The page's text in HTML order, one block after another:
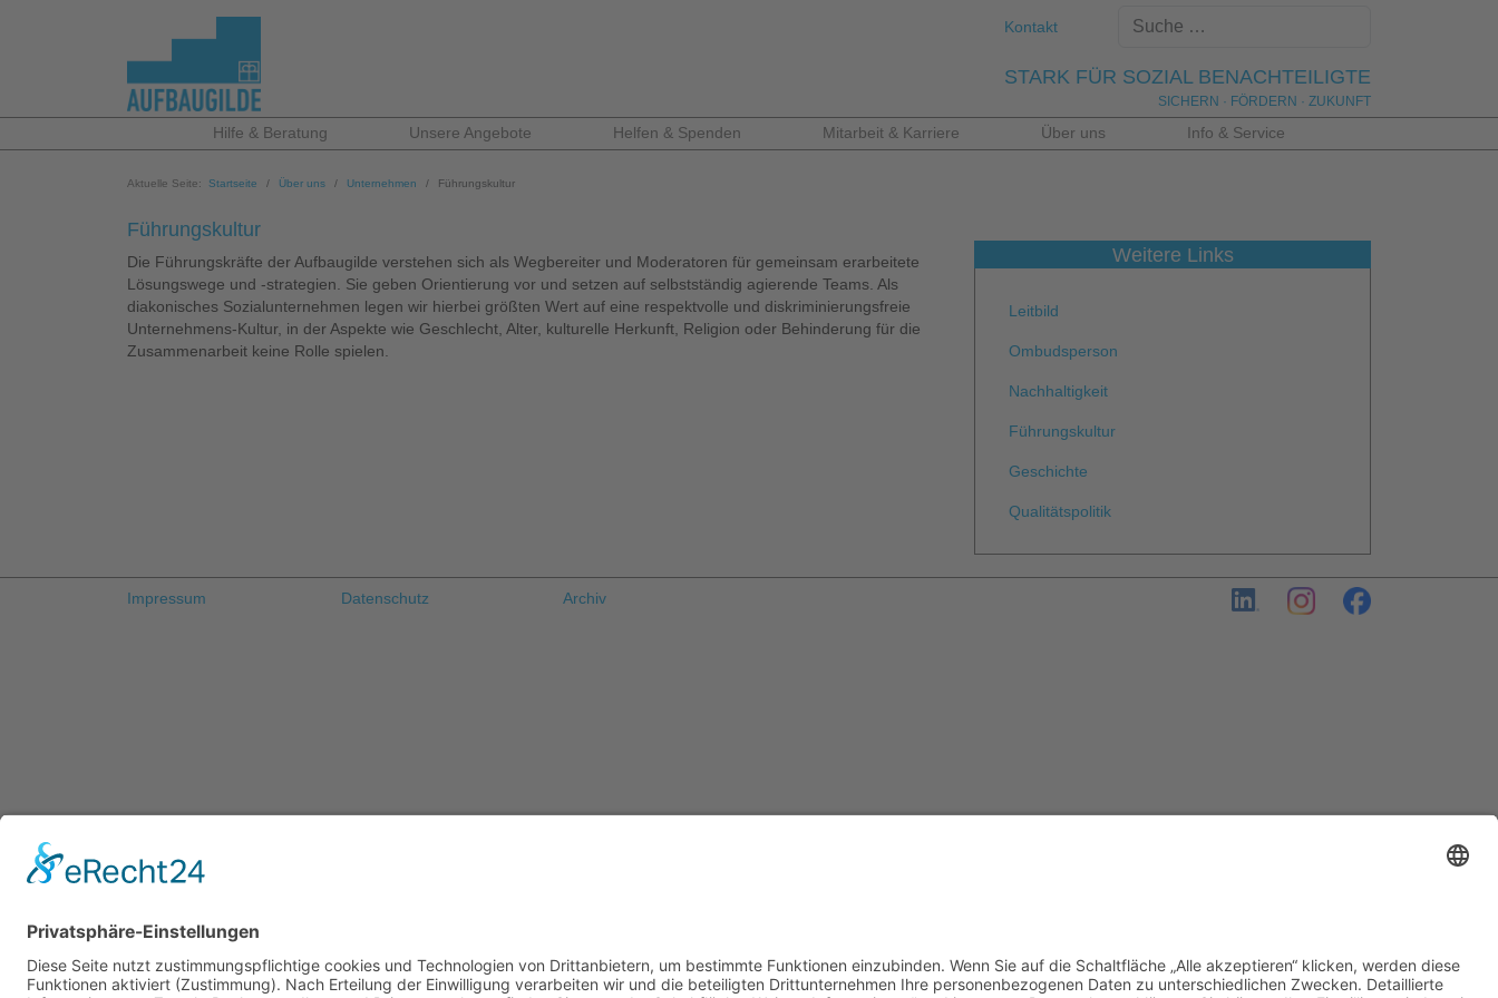
Kontakt
STARK FÜR SOZIAL BENACHTEILIGTE
SICHERN · FÖRDERN · ZUKUNFT
Hilfe & Beratung Unsere Angebote Helfen & Spenden Mitarbeit & Karriere Über uns Info & Service
Aktuelle Seite: Startseite Über uns Unternehmen Führungskultur
Führungskultur
Die Führungskräfte der Aufbaugilde verstehen sich als Wegbereiter und Moderatoren für gemeinsam erarbeitete
Lösungswege und -strategien. Sie geben Orientierung vor und setzen auf selbstständig agierende Teams. Als
diakonisches Sozialunternehmen legen wir hierbei größten Wert auf eine respektvolle und diskriminierungsfreie
Unternehmens-Kultur, in der Aspekte wie Geschlecht, Alter, kulturelle Herkunft, Religion oder Behinderung für die
Zusammenarbeit keine Rolle spielen.
Weitere Links
Leitbild
Ombudsperson
Nachhaltigkeit
Führungskultur
Geschichte
Qualitätspolitik
Impressum Datenschutz Archiv